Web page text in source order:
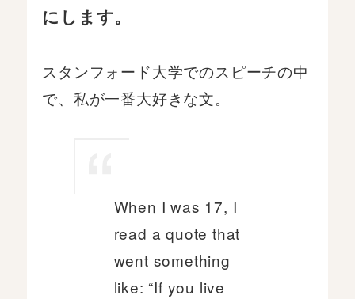
にします。
スタンフォード大学でのスピーチの中
で、私が一番大好きな文。
When I was 17, I
read a quote that
went something
like: “If you live